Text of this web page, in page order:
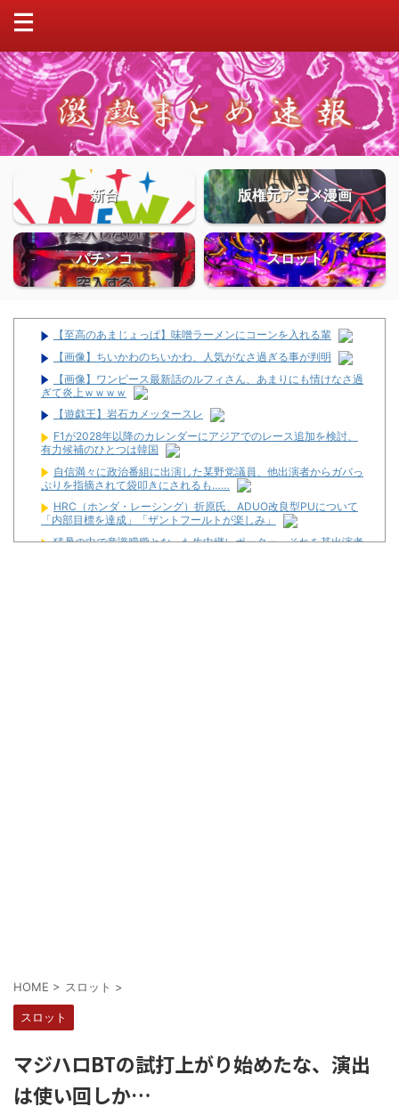
新台 版権元アニメ漫画
パチンコ スロット
【至高のあまじょっぱ】味噌ラーメンにコーンを入れる輩
【画像】ちいかわのちいかわ、人気がなさ過ぎる事が判明
【画像】ワンピース最新話のルフィさん、あまりにも情けなさ過
ぎて炎上ｗｗｗｗ
【遊戯王】岩石カメッタースレ
F1が2028年以降のカレンダーにアジアでのレース追加を検討、
有力候補のひとつは韓国
自信満々に政治番組に出演した某野党議員、他出演者からガバっ
ぷりを指摘されて袋叩きにされるも……
HRC（ホンダ・レーシング）折原氏、ADUO改良型PUについて
「内部目標を達成」「ザントフールトが楽しみ」
猛暑の中で意識朦朧となった生中継レポーター、それを某出演者
HOME > スロット >
スロット
マジハロBTの試打上がり始めたな、演出
は使い回しか…